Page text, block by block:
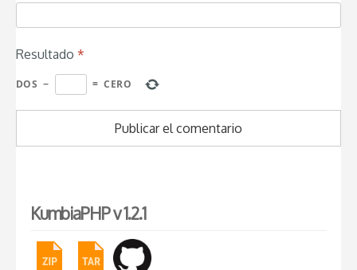
Resultado *
DOS − = CERO
KumbiaPHP v 1.2.1